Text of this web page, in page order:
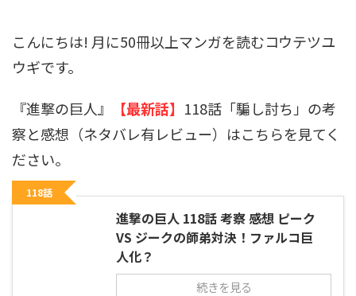
こんにちは! 月に50冊以上マンガを読むコウテツユ
ウギです。
『進撃の巨人』
【最新話】 118話「騙し討ち」の考
察と感想（ネタバレ有レビュー）はこちらを見てく
ださい。
118話
進撃の巨人 118話 考察 感想 ピーク
VS ジークの師弟対決！ファルコ巨
人化？
続きを見る